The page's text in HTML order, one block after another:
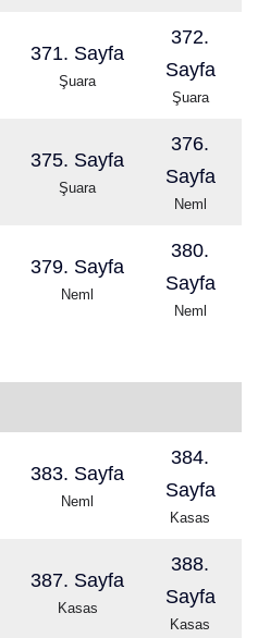
371. Sayfa
Şuara
372.
Sayfa
Şuara
375. Sayfa
Şuara
376.
Sayfa
Neml
379. Sayfa
Neml
380.
Sayfa
Neml
383. Sayfa
Neml
384.
Sayfa
Kasas
387. Sayfa
Kasas
388.
Sayfa
Kasas